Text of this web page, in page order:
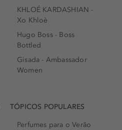
KHLOÉ KARDASHIAN -
Xo Khloè
Hugo Boss - Boss
Bottled
Gisada - Ambassador
Women
TÓPICOS POPULARES
Perfumes para o Verão